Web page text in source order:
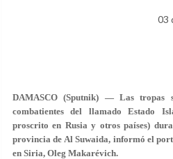
03
DAMASCO (Sputnik) — Las tropas
combatientes del llamado Estado
proscrito en Rusia y otros países)
provincia de Al Suwaida, informó el
en Siria, Oleg Makarévich.